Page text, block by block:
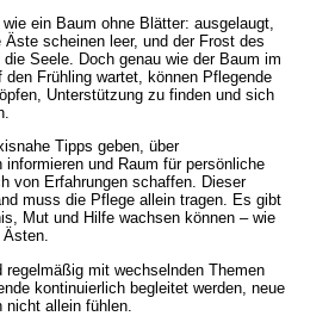
ein Baum ohne Blätter: ausgelaugt,
scheinen leer, und der Frost des
Seele. Doch genau wie der Baum im
Frühling wartet, können Pflegende
Unterstützung zu finden und sich
Tipps geben, über
und Raum für persönliche
von Erfahrungen schaffen. Dieser
muss die Pflege allein tragen. Es gibt
Mut und Hilfe wachsen können – wie
Ästen.
mit wechselnden Themen
kontinuierlich begleitet werden, neue
allein fühlen.